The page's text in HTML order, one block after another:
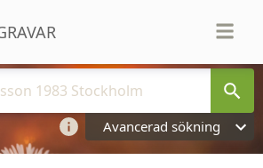
Avancerad sökning